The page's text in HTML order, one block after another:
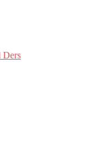
Ders